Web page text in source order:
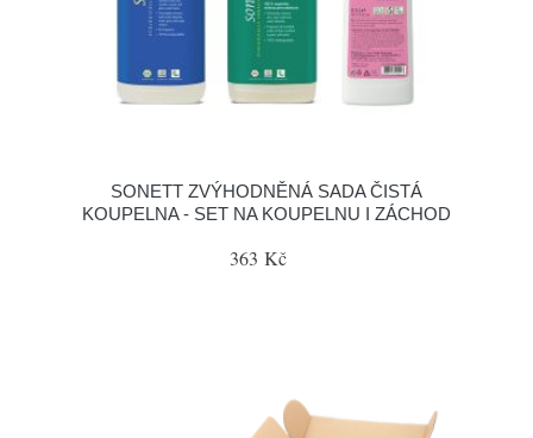
SONETT ZVÝHODNĚNÁ SADA ČISTÁ
KOUPELNA - SET NA KOUPELNU I ZÁCHOD
363 Kč